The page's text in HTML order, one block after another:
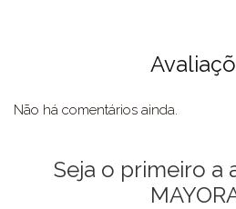
Não há comentários ainda.
Seja o primeiro a